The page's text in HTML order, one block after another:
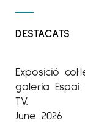
DESTACATS
Exposició
galeria
TV.
June 2026